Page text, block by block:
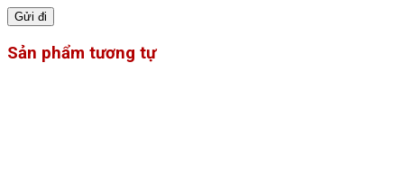
Sản phẩm tương tự